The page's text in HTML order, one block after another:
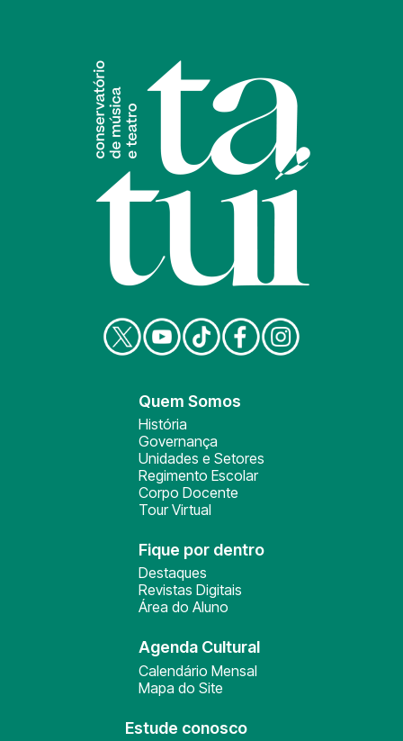
Quem Somos
História
Governança
Unidades e Setores
Regimento Escolar
Corpo Docente
Tour Virtual
Fique por dentro
Destaques
Revistas Digitais
Área do Aluno
Agenda Cultural
Calendário Mensal
Mapa do Site
Estude conosco